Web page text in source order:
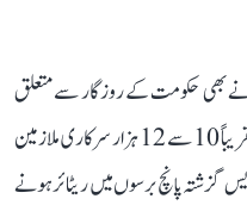
بھی حکومت کے روزگار سے متعلق
دعووں پر سوال اٹھاتے ہوئے کہا کہ ہر سال تقریباً 10 سے 12 ہزار سرکاری ملازمین
گزشتہ پانچ برسوں میں ریٹائر ہونے